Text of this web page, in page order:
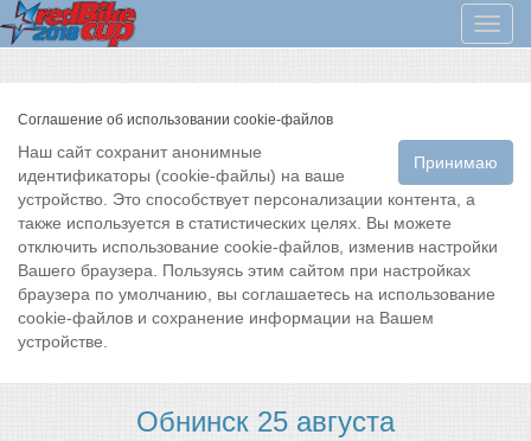
Меню
Соглашение об использовании cookie-файлов
Принимаю
Наш сайт сохранит анонимные
идентификаторы (cookie-файлы) на ваше
устройство. Это способствует персонализации контента, а
также используется в статистических целях. Вы можете
отключить использование cookie-файлов, изменив настройки
Вашего браузера. Пользуясь этим сайтом при настройках
браузера по умолчанию, вы соглашаетесь на использование
cookie-файлов и сохранение информации на Вашем
устройстве.
Обнинск 25 августа